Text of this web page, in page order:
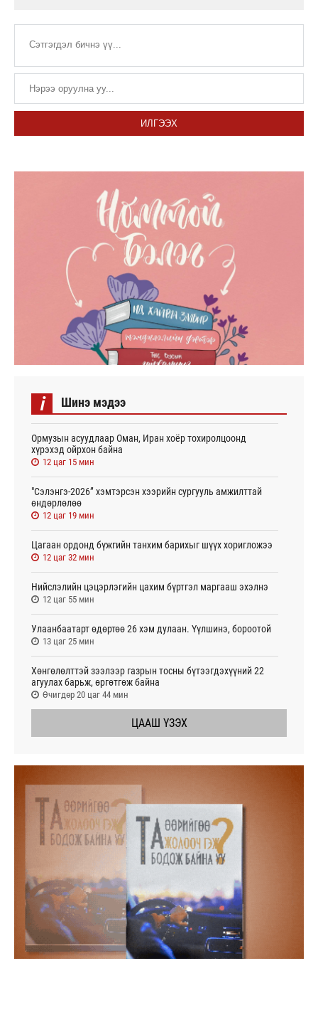
ИЛГЭЭХ
i Шинэ мэдээ
Ормузын асуудлаар Оман, Иран хоёр тохиролцоонд
хүрэхэд ойрхон байна
12 цаг 15 мин
"Сэлэнгэ-2026” хэмтэрсэн хээрийн сургууль амжилттай
өндөрлөлөө
12 цаг 19 мин
Цагаан ордонд бүжгийн танхим барихыг шүүх хоригложээ
12 цаг 32 мин
Нийслэлийн цэцэрлэгийн цахим бүртгэл маргааш эхэлнэ
12 цаг 55 мин
Улаанбаатарт өдөртөө 26 хэм дулаан. Үүлшинэ, бороотой
13 цаг 25 мин
Хөнгөлөлттэй зээлээр газрын тосны бүтээгдэхүүний 22
агуулах барьж, өргөтгөж байна
Өчигдөр 20 цаг 44 мин
ЦААШ ҮЗЭХ